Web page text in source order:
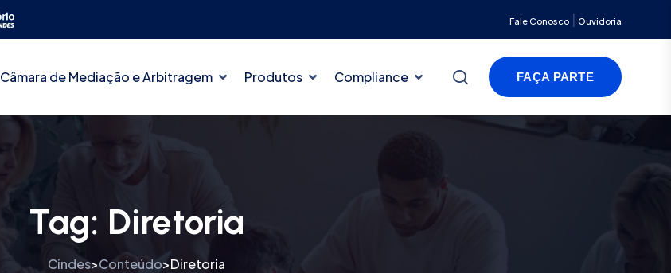
Fale Conosco| Ouvidoria
Câmara de Mediação e Arbitragem Produtos Compliance FAÇA PARTE
Tag: Diretoria
Cindes>Conteúdo>Diretoria